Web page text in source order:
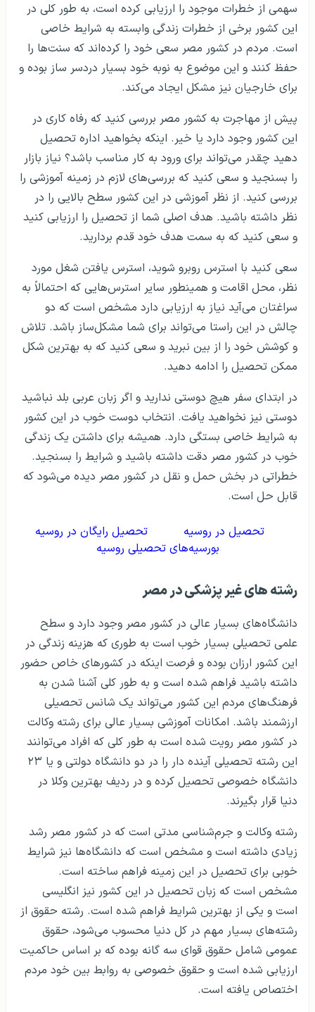
سهمی از خطرات موجود را ارزیابی کرده است، به طور کلی در
این کشور برخی از خطرات زندگی وابسته به شرایط خاصی
است. مردم در کشور مصر سعی خود را کرده‌اند که سنت‌ها را
حفظ کنند و این موضوع به نوبه خود بسیار دردسر ساز بوده و
برای خارجیان نیز مشکل ایجاد می‌کند.
پیش از مهاجرت به کشور مصر بررسی کنید که رفاه کاری در
این کشور وجود دارد یا خیر. اینکه بخواهید اداره تحصیل
دهید چقدر می‌تواند برای ورود به کار مناسب باشد؟ نیاز بازار
را بسنجید و سعی کنید که بررسی‌های لازم در زمینه آموزشی را
بررسی کنید. از نظر آموزشی در این کشور سطح بالایی را در
نظر داشته باشید. هدف اصلی شما از تحصیل را ارزیابی کنید
و سعی کنید که به سمت هدف خود قدم بردارید.
سعی کنید با استرس روبرو شوید‌، استرس یافتن شغل مورد
نظر، محل اقامت و همینطور سایر استرس‌هایی که احتمالاً به
سراغتان می‌آید نیاز به ارزیابی دارد مشخص است که دو
چالش در این راستا می‌تواند برای شما مشکل‌ساز باشد. تلاش
و کوشش خود را از بین نبرید و سعی کنید که به بهترین شکل
ممکن تحصیل را ادامه دهید.
در ابتدای سفر هیچ دوستی ندارید و اگر زبان عربی بلد نباشید
دوستی نیز نخواهید یافت. انتخاب دوست خوب در این کشور
به شرایط خاصی بستگی دارد. همیشه برای داشتن یک زندگی
خوب در کشور مصر دقت داشته باشید و شرایط را بسنجید.
خطراتی در بخش حمل و نقل در کشور مصر دیده می‌شود که
قابل حل است.
تحصیل در روسیه
تحصیل رایگان در روسیه
بورسیه‌های تحصیلی روسیه
رشته های غیر پزشکی در مصر
دانشگاه‌های بسیار عالی در کشور مصر وجود دارد و سطح
علمی تحصیلی بسیار خوب است به طوری که هزینه زندگی در
این کشور ارزان بوده و فرصت اینکه در کشورهای خاص حضور
داشته باشید فراهم شده است و به طور کلی آشنا شدن به
فرهنگ‌های مردم این کشور می‌تواند یک شانس تحصیلی
ارزشمند باشد. امکانات آموزشی بسیار عالی برای رشته وکالت
در کشور مصر رویت شده است به طور کلی که افراد می‌توانند
این رشته تحصیلی آینده دار را در دو دانشگاه دولتی و یا ۲۳
دانشگاه خصوصی تحصیل کرده و در ردیف بهترین وکلا در
دنیا قرار بگیرند.
رشته وکالت و جرم‌شناسی مدتی است که در کشور مصر رشد
زیادی داشته است و مشخص است که دانشگاه‌ها نیز شرایط
خوبی برای تحصیل در این زمینه فراهم ساخته است.
مشخص است که زبان تحصیل در این کشور نیز انگلیسی
است و یکی از بهترین شرایط فراهم شده است. رشته حقوق از
رشته‌های بسیار مهم در کل دنیا محسوب می‌شود، حقوق
عمومی شامل حقوق قوای سه گانه بوده که بر اساس حاکمیت
ارزیابی شده است و حقوق خصوصی به روابط بین خود مردم
اختصاص یافته است.